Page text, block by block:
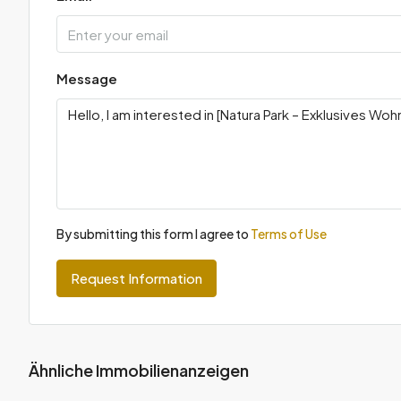
Message
By submitting this form I agree to Terms of Use
Request Information
Ähnliche Immobilienanzeigen